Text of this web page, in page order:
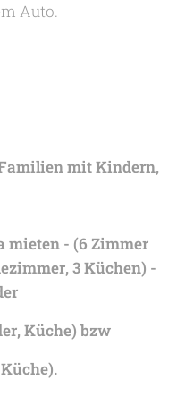
Auto.
mit Kindern,
mieten - (6 Zimmer
3 Küchen) -
Küche) bzw